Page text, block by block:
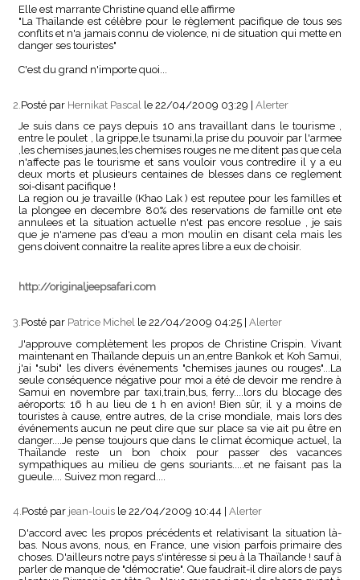
Elle est marrante Christine quand elle affirme
"La Thaïlande est célèbre pour le règlement pacifique de tous ses
conflits et n'a jamais connu de violence, ni de situation qui mette en
danger ses touristes"
C'est du grand n'importe quoi...
2. Posté par Hernikat Pascal le 22/04/2009 03:29 | Alerter
Je suis dans ce pays depuis 10 ans travaillant dans le tourisme ,
entre le poulet , la grippe,le tsunami,la prise du pouvoir par l'armee
,les chemises jaunes,les chemises rouges ne me ditent pas que cela
n'affecte pas le tourisme et sans vouloir vous contredire il y a eu
deux morts et plusieurs centaines de blesses dans ce reglement
soi-disant pacifique !
La region ou je travaille (Khao Lak ) est reputee pour les familles et
la plongee en decembre 80% des reservations de famille ont ete
annulees et la situation actuelle n'est pas encore resolue , je sais
que je n'amene pas d'eau a mon moulin en disant cela mais les
gens doivent connaitre la realite apres libre a eux de choisir.
http://originaljeepsafari.com
3. Posté par Patrice Michel le 22/04/2009 04:25 Alerter
J'approuve complètement les propos de Christine Crispin. Vivant
maintenant en Thaïlande depuis un an,entre Bankok et Koh Samui,
j'ai "subi" les divers événements "chemises jaunes ou rouges"...La
seule conséquence négative pour moi a été de devoir me rendre à
Samui en novembre par taxi,train,bus, ferry....lors du blocage des
aéroports: 16 h au lieu de 1 h en avion! Bien sûr, il y a moins de
touristes à cause, entre autres, de la crise mondiale, mais lors des
événements aucun ne peut dire que sur place sa vie ait pu être en
danger....Je pense toujours que dans le climat écomique actuel, la
Thaïlande reste un bon choix pour passer des vacances
sympathiques au milieu de gens souriants.....et ne faisant pas la
gueule.... Suivez mon regard....
4.Posté par jean-louis le 22/04/2009 10:44
Alerter
D'accord avec les propos précédents et relativisant la situation là-
bas. Nous avons, nous, en France, une vision parfois primaire des
choses. D'ailleurs notre pays s'intéresse si peu à la Thaïlande ! sauf à
parler de manque de "démocratie". Que faudrait-il dire alors de pays